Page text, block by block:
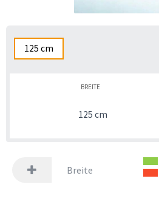
125 cm
BREITE
125 cm
Breite